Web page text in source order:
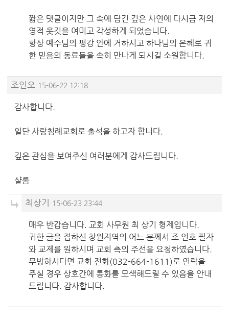
짧은 댓글이지만 그 속에 담긴 깊은 사연에 다시금 저의
영적 옷깃을 여미고 각성하게 되었습니다.
항상 예수님의 평강 안에 거하시고 하나님의 은혜로 귀
한 믿음의 동료들을 속히 만나게 되시길 소원합니다.
조인오 15-06-22 12:18
감사합니다.
일단 사랑침례교회로 출석을 하고자 합니다.
깊은 관심을 보여주신 여러분에게 감사드립니다.
샬롬
최상기 15-06-23 23:44
매우 반갑습니다. 교회 사무원 최 상기 형제입니다.
귀한 글을 접하신 창원지역의 어느 분께서 조 인호 필자
와 교제를 원하시며 교회 측의 주선을 요청하였습니다.
무방하시다면 교회 전화(032-664-1611)로 연락을
주실 경우 상호간에 통화를 모색해드릴 수 있음을 안내
드립니다. 감사합니다.